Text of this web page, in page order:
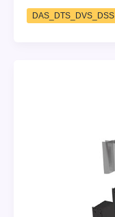
DAS_DTS_DVS_DSS